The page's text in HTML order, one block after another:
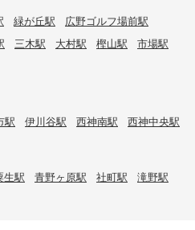
緑が丘駅
広野ゴルフ場前駅
三木駅 大村駅 樫山駅
市場駅
駅 伊川谷駅 西神南駅 西神中央駅
生駅 青野ヶ原駅 社町駅
滝野駅